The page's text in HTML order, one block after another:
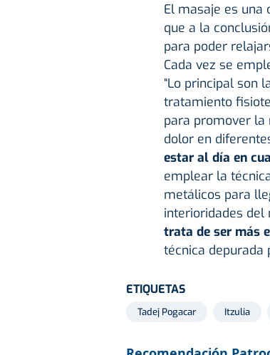
El masaje es una
que a la
para poder
Cada vez se
“Lo principal son
tratamiento
para promover
dolor en
estar al día en
emplear la
metálicos para
interioridades del
trata de ser más
técnica depurada
ETIQUETAS
Tadej Pogacar Itzulia